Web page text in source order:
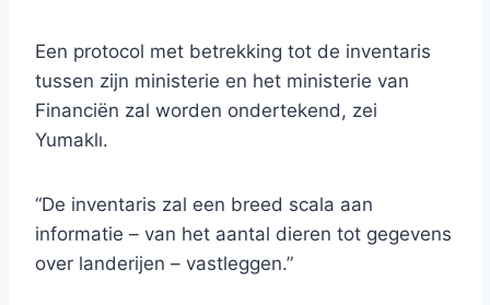
Een protocol met betrekking tot de inventaris
tussen zijn ministerie en het ministerie van
Financiën zal worden ondertekend, zei
Yumaklı.
“De inventaris zal een breed scala aan
informatie – van het aantal dieren tot gegevens
over landerijen – vastleggen.”